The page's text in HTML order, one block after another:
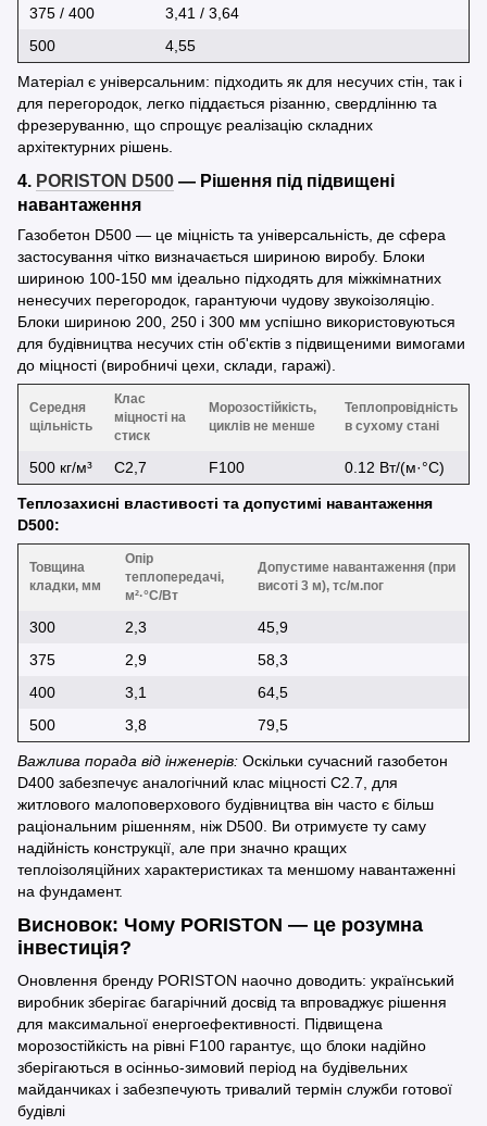
375 / 400
3,41 / 3,64
500
4,55
Матеріал є універсальним: підходить як для несучих стін, так і
для перегородок, легко піддається різанню, свердлінню та
фрезеруванню, що спрощує реалізацію складних
архітектурних рішень.
4. PORISTON D500 — Рішення під підвищені
навантаження
Газобетон D500 — це міцність та універсальність, де сфера
застосування чітко визначається шириною виробу. Блоки
шириною 100-150 мм ідеально підходять для міжкімнатних
ненесучих перегородок, гарантуючи чудову звукоізоляцію.
Блоки шириною 200, 250 і 300 мм успішно використовуються
для будівництва несучих стін об'єктів з підвищеними вимогами
до міцності (виробничі цехи, склади, гаражі).
Середня
щільність
Клас
міцності на
стиск
Морозостійкість,
циклів не менше
Теплопровідність
в сухому стані
500 кг/м³ C2,7 F100 0.12 Вт/(м·°С)
Теплозахисні властивості та допустимі навантаження
D500:
Товщина
кладки, мм
Опір
теплопередачі,
м²·°С/Вт
Допустиме навантаження (при
висоті 3 м), тс/м.пог
300 2,3
45,9
375
2,9
58,3
400
3,1
64,5
500
3,8 79,5
Важлива порада від інженерів: Оскільки сучасний газобетон
D400 забезпечує аналогічний клас міцності С2.7, для
житлового малоповерхового будівництва він часто є більш
раціональним рішенням, ніж D500. Ви отримуєте ту саму
надійність конструкції, але при значно кращих
теплоізоляційних характеристиках та меншому навантаженні
на фундамент.
Висновок: Чому PORISTON — це розумна
інвестиція?
Оновлення бренду PORISTON наочно доводить: український
виробник зберігає багарічний досвід та впроваджує рішення
для максимальної енергоефективності. Підвищена
морозостійкість на рівні F100 гарантує, що блоки надійно
зберігаються в осінньо-зимовий період на будівельних
майданчиках і забезпечують тривалий термін служби готової
будівлі